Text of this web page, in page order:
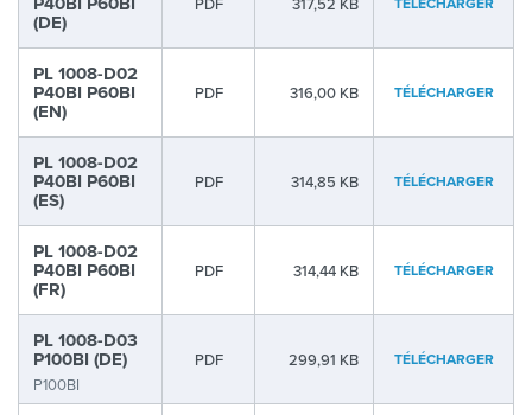
(DE)
PL 1008-D02
P40BI P60BI
(EN)
PDF 316,00 KB TÉLÉCHARGER
PL 1008-D02
P40BI P60BI
(ES)
PDF 314,85 KB TÉLÉCHARGER
PL 1008-D02
P40BI P60BI
(FR)
PDF 314,44 KB TÉLÉCHARGER
PL 1008-D03
P100BI (DE)
P100BI
PDF 299,91 KB TÉLÉCHARGER